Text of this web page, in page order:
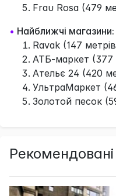
Frau Rosa (479
• Найближчі магазини:
Ravak (147
АТБ-маркет (377
Ательє 24 (420
УльтраМаркет
Золотой песок